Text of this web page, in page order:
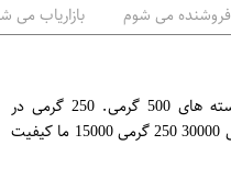
فروشنده می شوم بازاریاب می
سیب خشک شده طبیعی. به صورت بسته های 500 گرمی. 250 گرمی در
اختیار شما دوستان قرار میگیره. 500 گرمی 30000 250 گرمی 15000 ما کیفیت